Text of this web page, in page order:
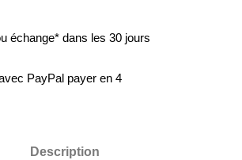
échange* dans les 30 jours
PayPal payer en 4
Description